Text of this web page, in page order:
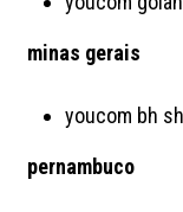
minas gerais
youcom bh
pernambuco